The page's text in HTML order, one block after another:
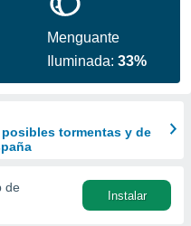
Menguante
Iluminada:33%
tormentas y de
de
Instalar